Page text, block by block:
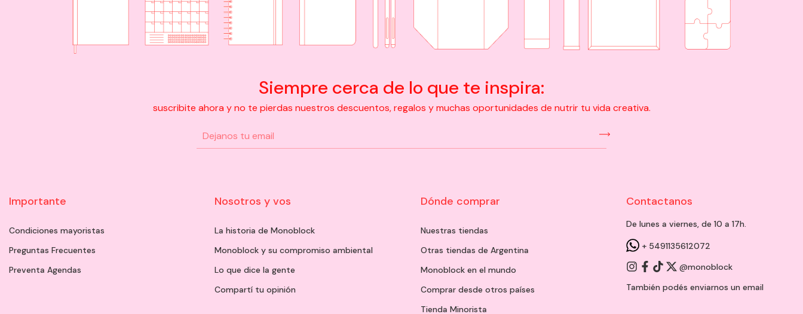
Siempre cerca de lo que te inspira:
suscribite ahora y no te pierdas nuestros descuentos, regalos y muchas oportunidades de nutrir tu vida creativa.
Importante
Condiciones mayoristas
Preguntas Frecuentes
Preventa Agendas
Nosotros y vos
La historia de Monoblock
Monoblock y su compromiso ambiental
Lo que dice la gente
Compartí tu opinión
Dónde comprar
Nuestras tiendas
Otras tiendas de Argentina
Monoblock en el mundo
Comprar desde otros países
Tienda Minorista
Contactanos
De lunes a viernes, de 10 a 17h.
+ 5491135612072
@monoblock
También podés enviarnos un email